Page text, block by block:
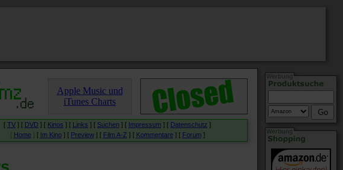
Apple Music und
iTunes Charts
[ TV ] [ DVD ] [ Kinos ] [ Links ] [ Suchen ] [ Impressum ] [ Datenschutz ]
[ Home] [ Im Kino] [ Preview] [ Film A-Z ] [ Kommentare] [ Forum]